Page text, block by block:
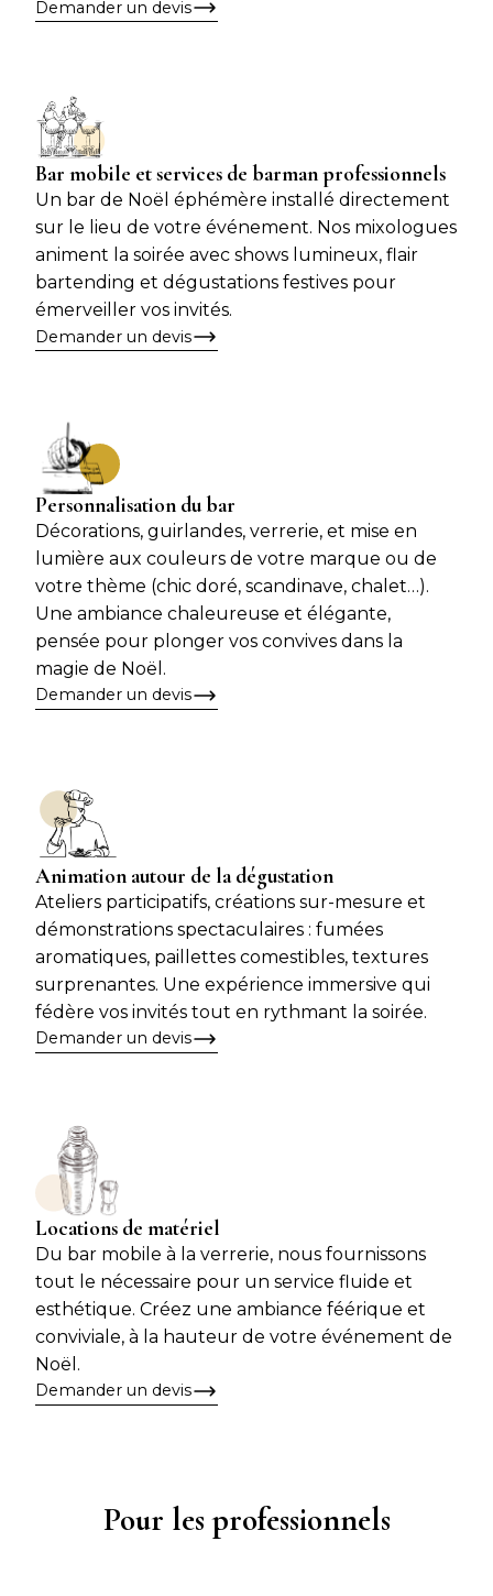
Demander un devis
Bar mobile et services de barman professionnels
Un bar de Noël éphémère installé directement
sur le lieu de votre événement. Nos mixologues
animent la soirée avec shows lumineux, flair
bartending et dégustations festives pour
émerveiller vos invités.
Demander un devis
Personnalisation du bar
Décorations, guirlandes, verrerie, et mise en
lumière aux couleurs de votre marque ou de
votre thème (chic doré, scandinave, chalet…).
Une ambiance chaleureuse et élégante,
pensée pour plonger vos convives dans la
magie de Noël.
Demander un devis
Animation autour de la dégustation
Ateliers participatifs, créations sur-mesure et
démonstrations spectaculaires : fumées
aromatiques, paillettes comestibles, textures
surprenantes. Une expérience immersive qui
fédère vos invités tout en rythmant la soirée.
Demander un devis
Locations de matériel
Du bar mobile à la verrerie, nous fournissons
tout le nécessaire pour un service fluide et
esthétique. Créez une ambiance féérique et
conviviale, à la hauteur de votre événement de
Noël.
Demander un devis
Pour les professionnels